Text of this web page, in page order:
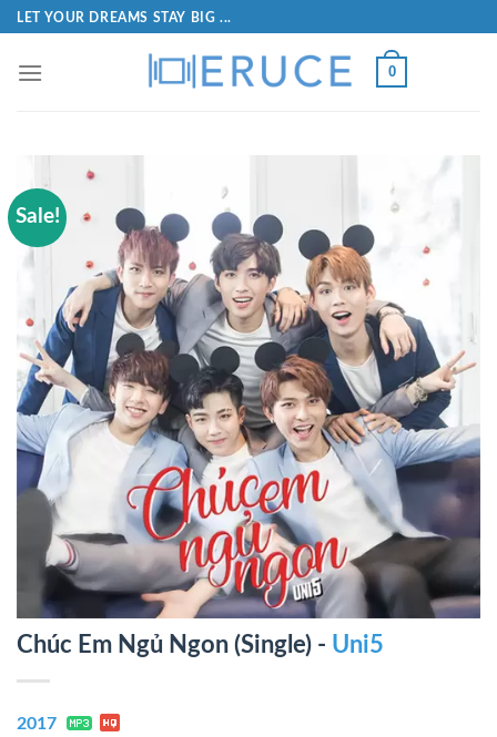
LET YOUR DREAMS STAY BIG ...
0
Sale!
Chúc Em Ngủ Ngon (Single) - Uni5
2017